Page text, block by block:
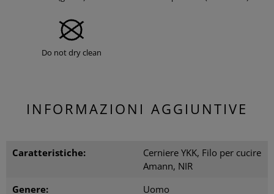
Do not dry clean
INFORMAZIONI AGGIUNTIVE
Caratteristiche:
Cerniere YKK, Filo per cucire
Amann, NIR
Genere:
Uomo